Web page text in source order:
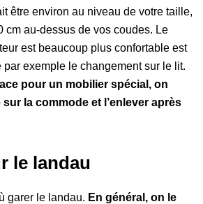
être environ au niveau de votre taille,
cm au-dessus de vos coudes. Le
est beaucoup plus confortable est
exemple le changement sur le lit.
pour un mobilier spécial, on
la commode et l’enlever après
le landau
garer le landau. En général, on le